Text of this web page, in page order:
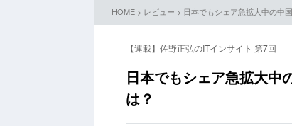
HOME > レビュー > 日本でもシェア急拡大中の中
【連載】佐野正弘のITインサイト 第7回
日本でもシェア急拡大中
は？